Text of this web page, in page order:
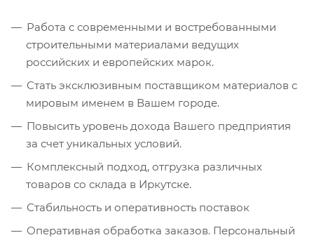
Работа с современными и востребованными
строительными материалами ведущих
российских и европейских марок.
Стать эксклюзивным поставщиком материалов с
мировым именем в Вашем городе.
Повысить уровень дохода Вашего предприятия
за счет уникальных условий.
Комплексный подход, отгрузка различных
товаров со склада в Иркутске.
Стабильность и оперативность поставок
Оперативная обработка заказов. Персональный